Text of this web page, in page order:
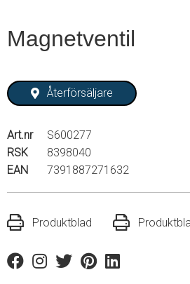
Magnetventil
Återförsäljare
Art.nr
S600277
RSK
8398040
EAN
7391887271632
Produktblad
FacebookInstagram
TwitterPinterestLinkedin